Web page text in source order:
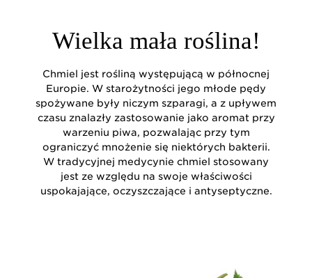
Wielka mała roślina!
Chmiel jest rośliną występującą w północnej
Europie. W starożytności jego młode pędy
spożywane były niczym szparagi, a z upływem
czasu znalazły zastosowanie jako aromat przy
warzeniu piwa, pozwalając przy tym
ograniczyć mnożenie się niektórych bakterii.
W tradycyjnej medycynie chmiel stosowany
jest ze względu na swoje właściwości
uspokajające, oczyszczające i antyseptyczne.